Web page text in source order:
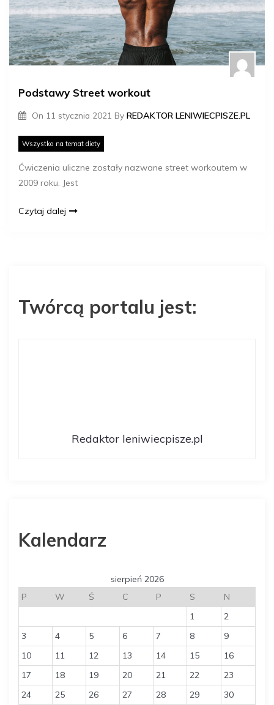
Podstawy Street workout
On 11 stycznia 2021 By REDAKTOR LENIWIECPISZE.PL
Wszystko na temat diety
Ćwiczenia uliczne zostały nazwane street workoutem w
2009 roku. Jest
Czytaj dalej
Twórcą portalu jest:
Redaktor leniwiecpisze.pl
Kalendarz
sierpień 2026
P
W Ś C P S
N
1
2
3
4 5 6 7 8
9
10
11 12 13 14 15
16
17
18 19 20 21 22
23
24
25 26 27 28 29
30